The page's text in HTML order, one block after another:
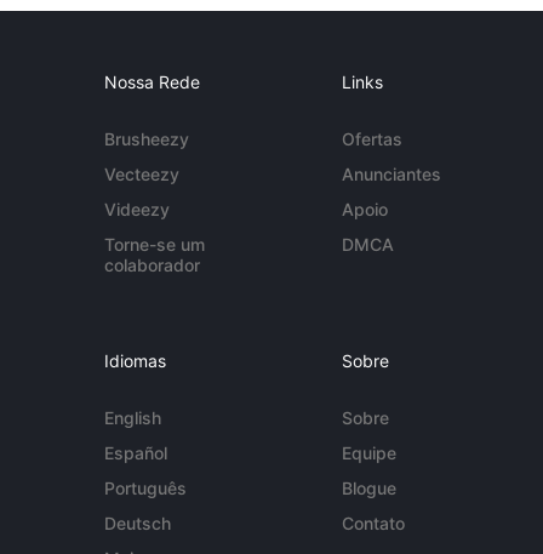
Nossa Rede
Brusheezy
Vecteezy
Videezy
Torne-se um
colaborador
Links
Ofertas
Anunciantes
Apoio
DMCA
Idiomas
English
Español
Português
Deutsch
Sobre
Sobre
Equipe
Blogue
Contato